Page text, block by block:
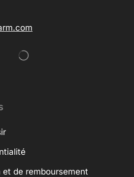
de remboursement